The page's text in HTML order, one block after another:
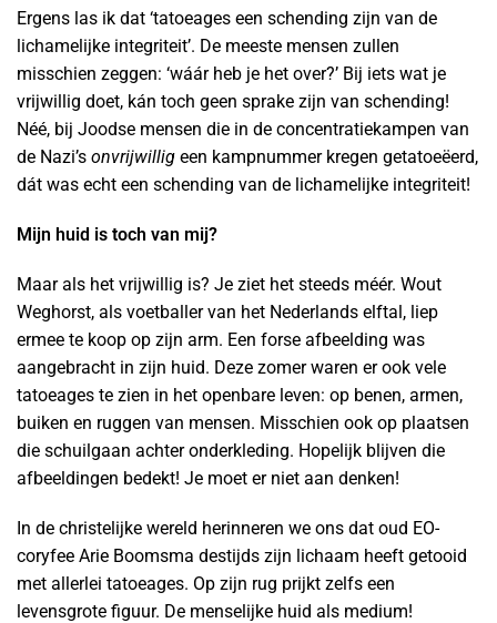
Ergens las ik dat ‘tatoeages een schending zijn van de
lichamelijke integriteit’. De meeste mensen zullen
misschien zeggen: ‘wáár heb je het over?’ Bij iets wat je
vrijwillig doet, kán toch geen sprake zijn van schending!
Néé, bij Joodse mensen die in de concentratiekampen van
de Nazi’s onvrijwillig een kampnummer kregen getatoeëerd,
dát was echt een schending van de lichamelijke integriteit!
Mijn huid is toch van mij?
Maar als het vrijwillig is? Je ziet het steeds méér. Wout
Weghorst, als voetballer van het Nederlands elftal, liep
ermee te koop op zijn arm. Een forse afbeelding was
aangebracht in zijn huid. Deze zomer waren er ook vele
tatoeages te zien in het openbare leven: op benen, armen,
buiken en ruggen van mensen. Misschien ook op plaatsen
die schuilgaan achter onderkleding. Hopelijk blijven die
afbeeldingen bedekt! Je moet er niet aan denken!
In de christelijke wereld herinneren we ons dat oud EO-
coryfee Arie Boomsma destijds zijn lichaam heeft getooid
met allerlei tatoeages. Op zijn rug prijkt zelfs een
levensgrote figuur. De menselijke huid als medium!